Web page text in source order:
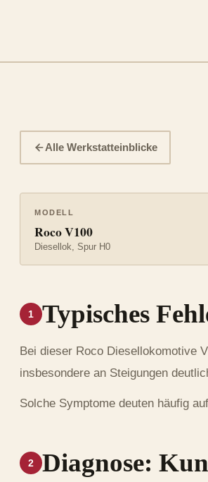
Alle Werkstatteinblicke
MODELL
Roco V100
Diesellok, Spur H0
1 Typisches
Bei dieser Roco Diesellokomotive
insbesondere an Steigungen
Solche Symptome deuten häufig
2 Diagnose: